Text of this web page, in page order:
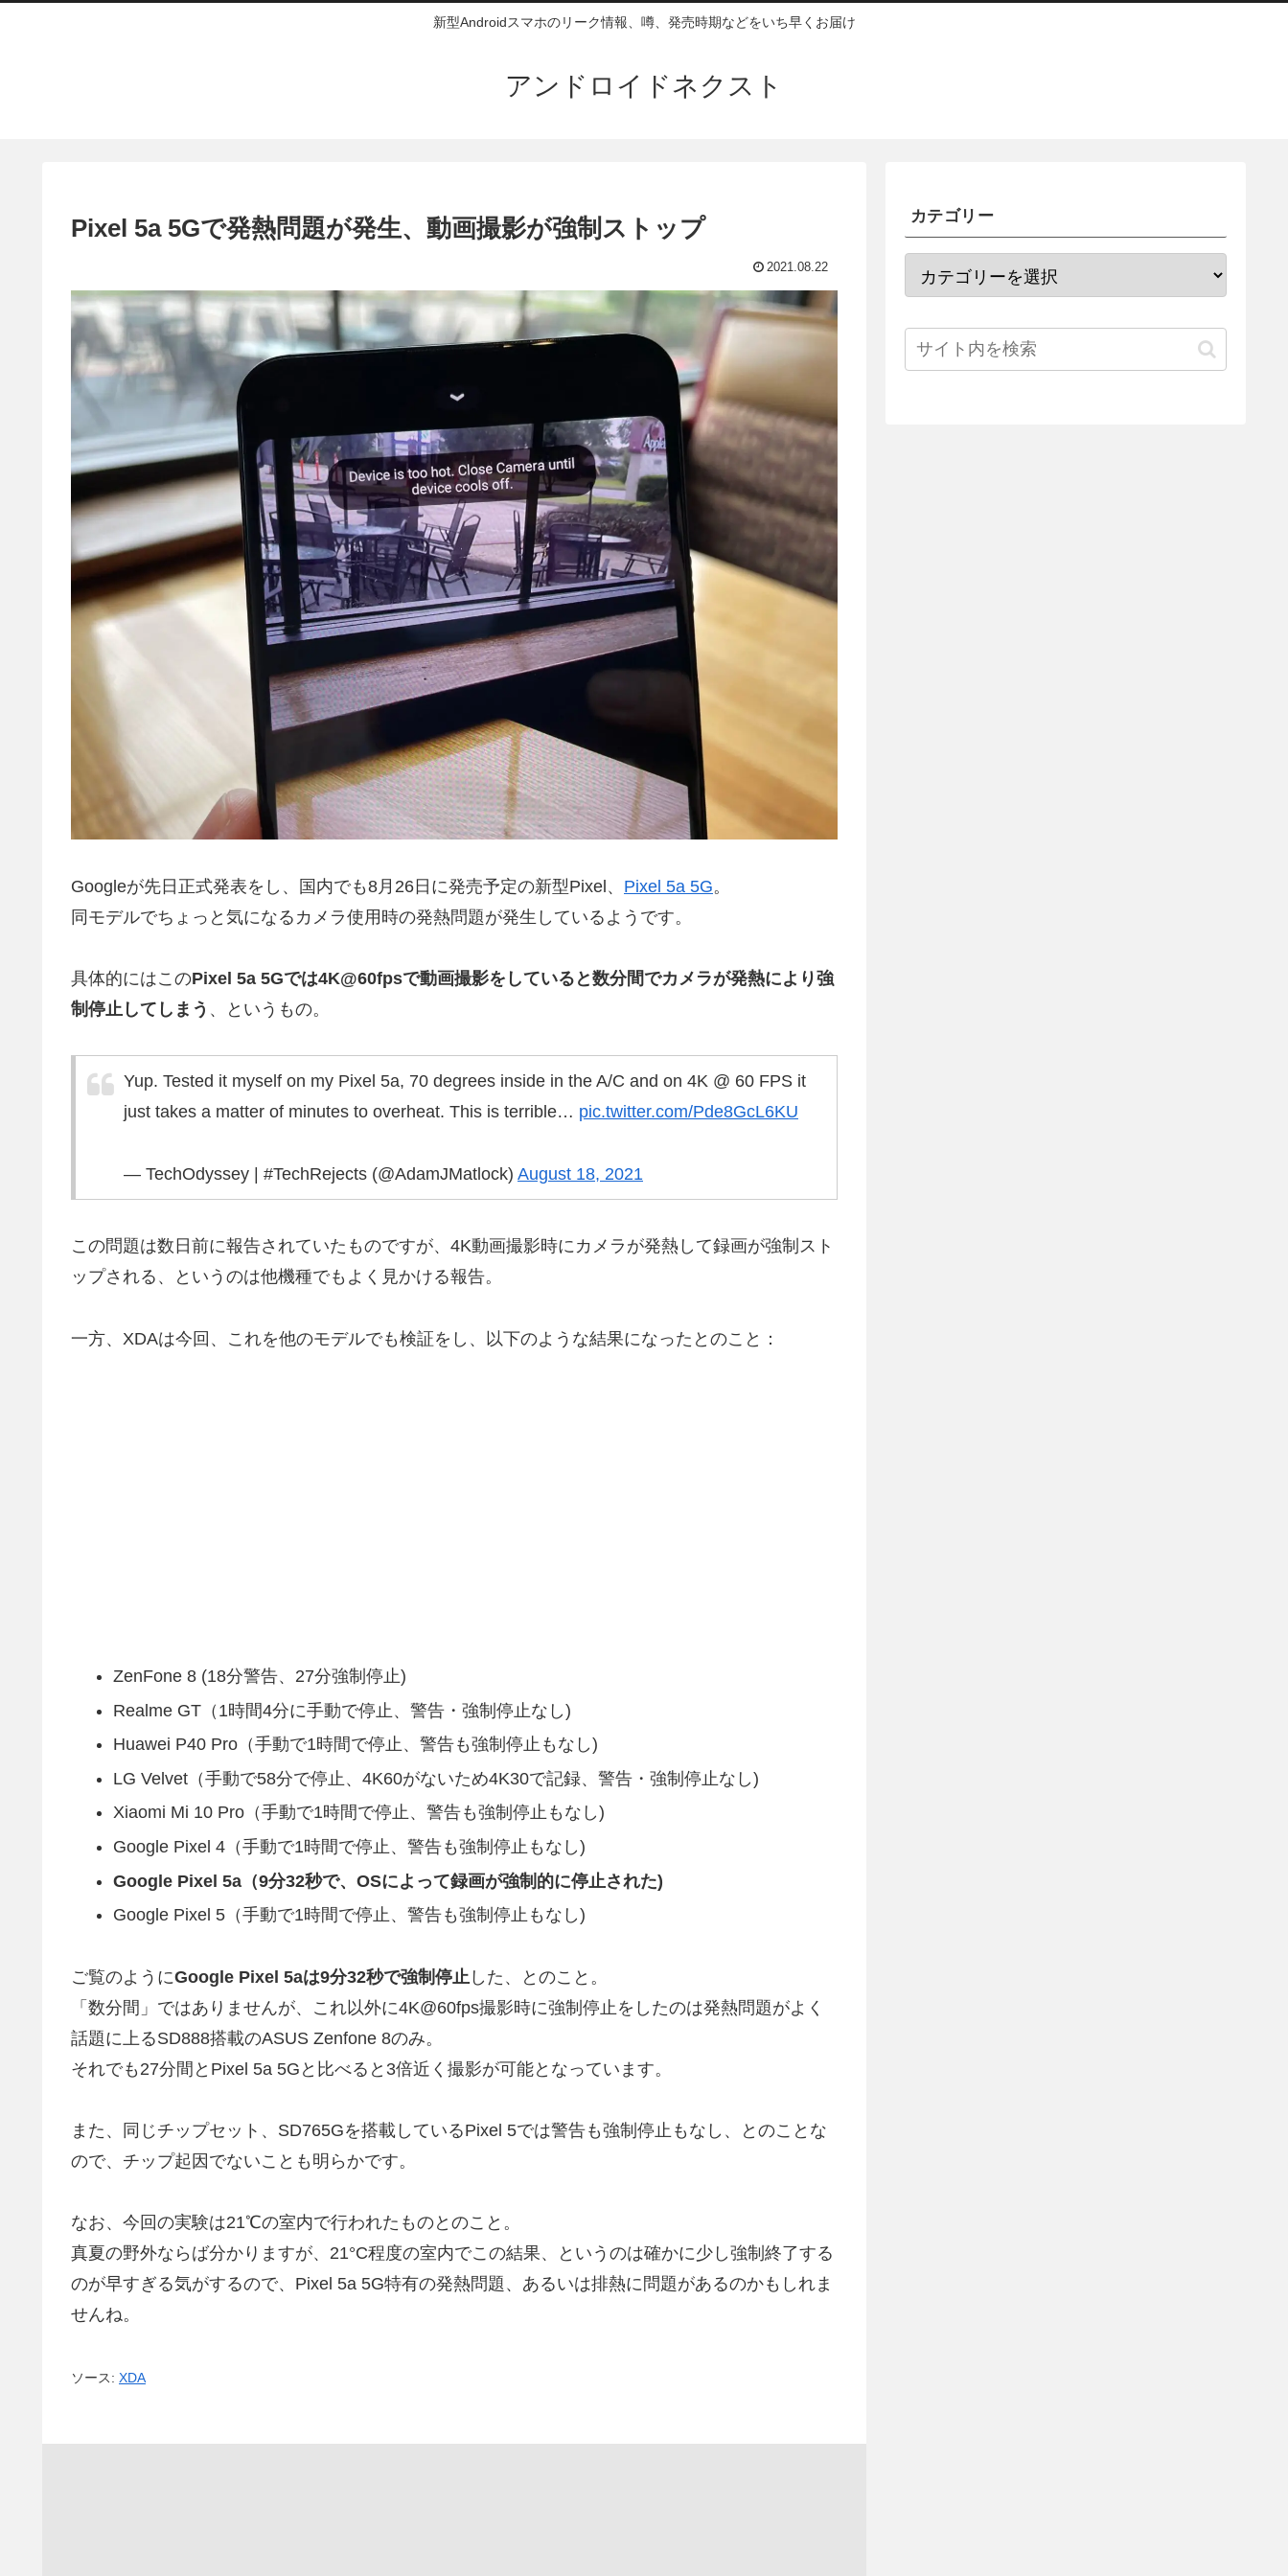
新型Androidスマホのリーク情報、噂、発売時期などをいち早くお届け
アンドロイドネクスト
Pixel 5a 5Gで発熱問題が発生、動画撮影が強制ストップ
2021.08.22
Googleが先日正式発表をし、国内でも8月26日に発売予定の新型Pixel、 Pixel 5a 5G。
同モデルでちょっと気になるカメラ使用時の発熱問題が発生しているようです。
具体的にはこのPixel 5a 5Gでは4K@60fpsで動画撮影をしていると数分間でカメラが発熱により強
制停止してしまう 、というもの。
Yup. Tested it myself on my Pixel 5a, 70 degrees inside in the A/C and on 4K @ 60 FPS it
just takes a matter of minutes to overheat. This is terrible… pic.twitter.com/Pde8GcL6KU
— TechOdyssey | #TechRejects (@AdamJMatlock) August 18, 2021
この問題は数日前に報告されていたものですが、4K動画撮影時にカメラが発熱して録画が強制スト
ップされる、というのは他機種でもよく見かける報告。
一方、XDAは今回、これを他のモデルでも検証をし、以下のような結果になったとのこと：
ZenFone 8 (18分警告、27分強制停止)
Realme GT（1時間4分に手動で停止、警告・強制停止なし)
Huawei P40 Pro（手動で1時間で停止、警告も強制停止もなし)
LG Velvet（手動で58分で停止、4K60がないため4K30で記録、警告・強制停止なし)
Xiaomi Mi 10 Pro（手動で1時間で停止、警告も強制停止もなし)
Google Pixel 4（手動で1時間で停止、警告も強制停止もなし)
Google Pixel 5a（9分32秒で、OSによって録画が強制的に停止された)
Google Pixel 5（手動で1時間で停止、警告も強制停止もなし)
ご覧のようにGoogle Pixel 5aは9分32秒で強制停止 した、とのこと。
「数分間」ではありませんが、これ以外に4K@60fps撮影時に強制停止をしたのは発熱問題がよく
話題に上るSD888搭載のASUS Zenfone 8のみ。
それでも27分間とPixel 5a 5Gと比べると3倍近く撮影が可能となっています。
また、同じチップセット、SD765Gを搭載しているPixel 5では警告も強制停止もなし、とのことな
ので、チップ起因でないことも明らかです。
なお、今回の実験は21℃の室内で行われたものとのこと。
真夏の野外ならば分かりますが、21°C程度の室内でこの結果、というのは確かに少し強制終了する
のが早すぎる気がするので、Pixel 5a 5G特有の発熱問題、あるいは排熱に問題があるのかもしれま
せんね。
ソース: XDA
カテゴリー